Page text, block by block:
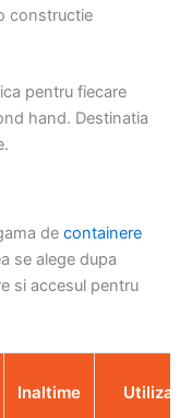
constructie
pentru fiecare
hand. Destinatia
de containere
se alege dupa
si accesul pentru
Inaltime Utilizare